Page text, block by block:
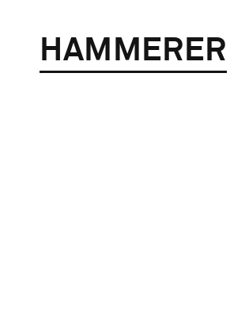
HAMMERER